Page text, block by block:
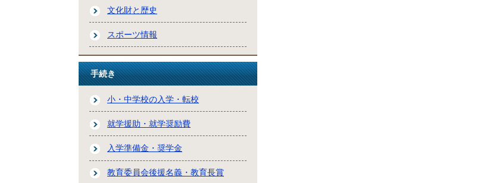
文化財と歴史
スポーツ情報
手続き
小・中学校の入学・転校
就学援助・就学奨励費
入学準備金・奨学金
教育委員会後援名義・教育長賞